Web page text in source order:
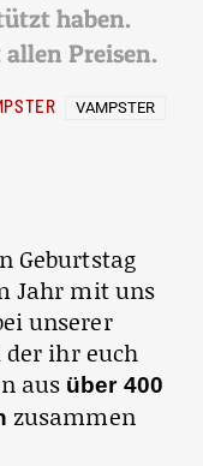
haben.
Preisen.
VAMPSTER
Geburtstag
Jahr mit uns
unserer
der ihr euch
aus über 400
zusammen